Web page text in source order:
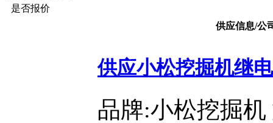
是否报价
供应信息/公
供应小松挖掘机继
品牌:小松挖掘机